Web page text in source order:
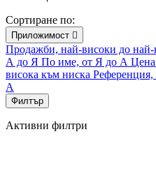
Сортиране по:
Приложимост 
Продажби, най-високи до най-
А до Я По име, от Я до А
висока към ниска
А
Филтър
Активни филтри